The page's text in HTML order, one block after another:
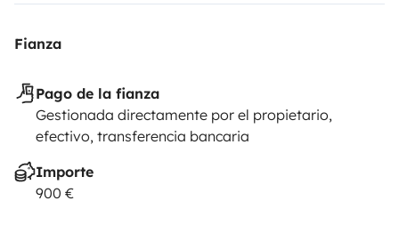
Fianza
Pago de la fianza
Gestionada directamente por el propietario,
efectivo, transferencia bancaria
Importe
900 €